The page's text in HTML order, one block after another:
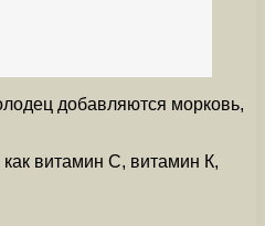
добавляются морковь,
витамин С, витамин К,